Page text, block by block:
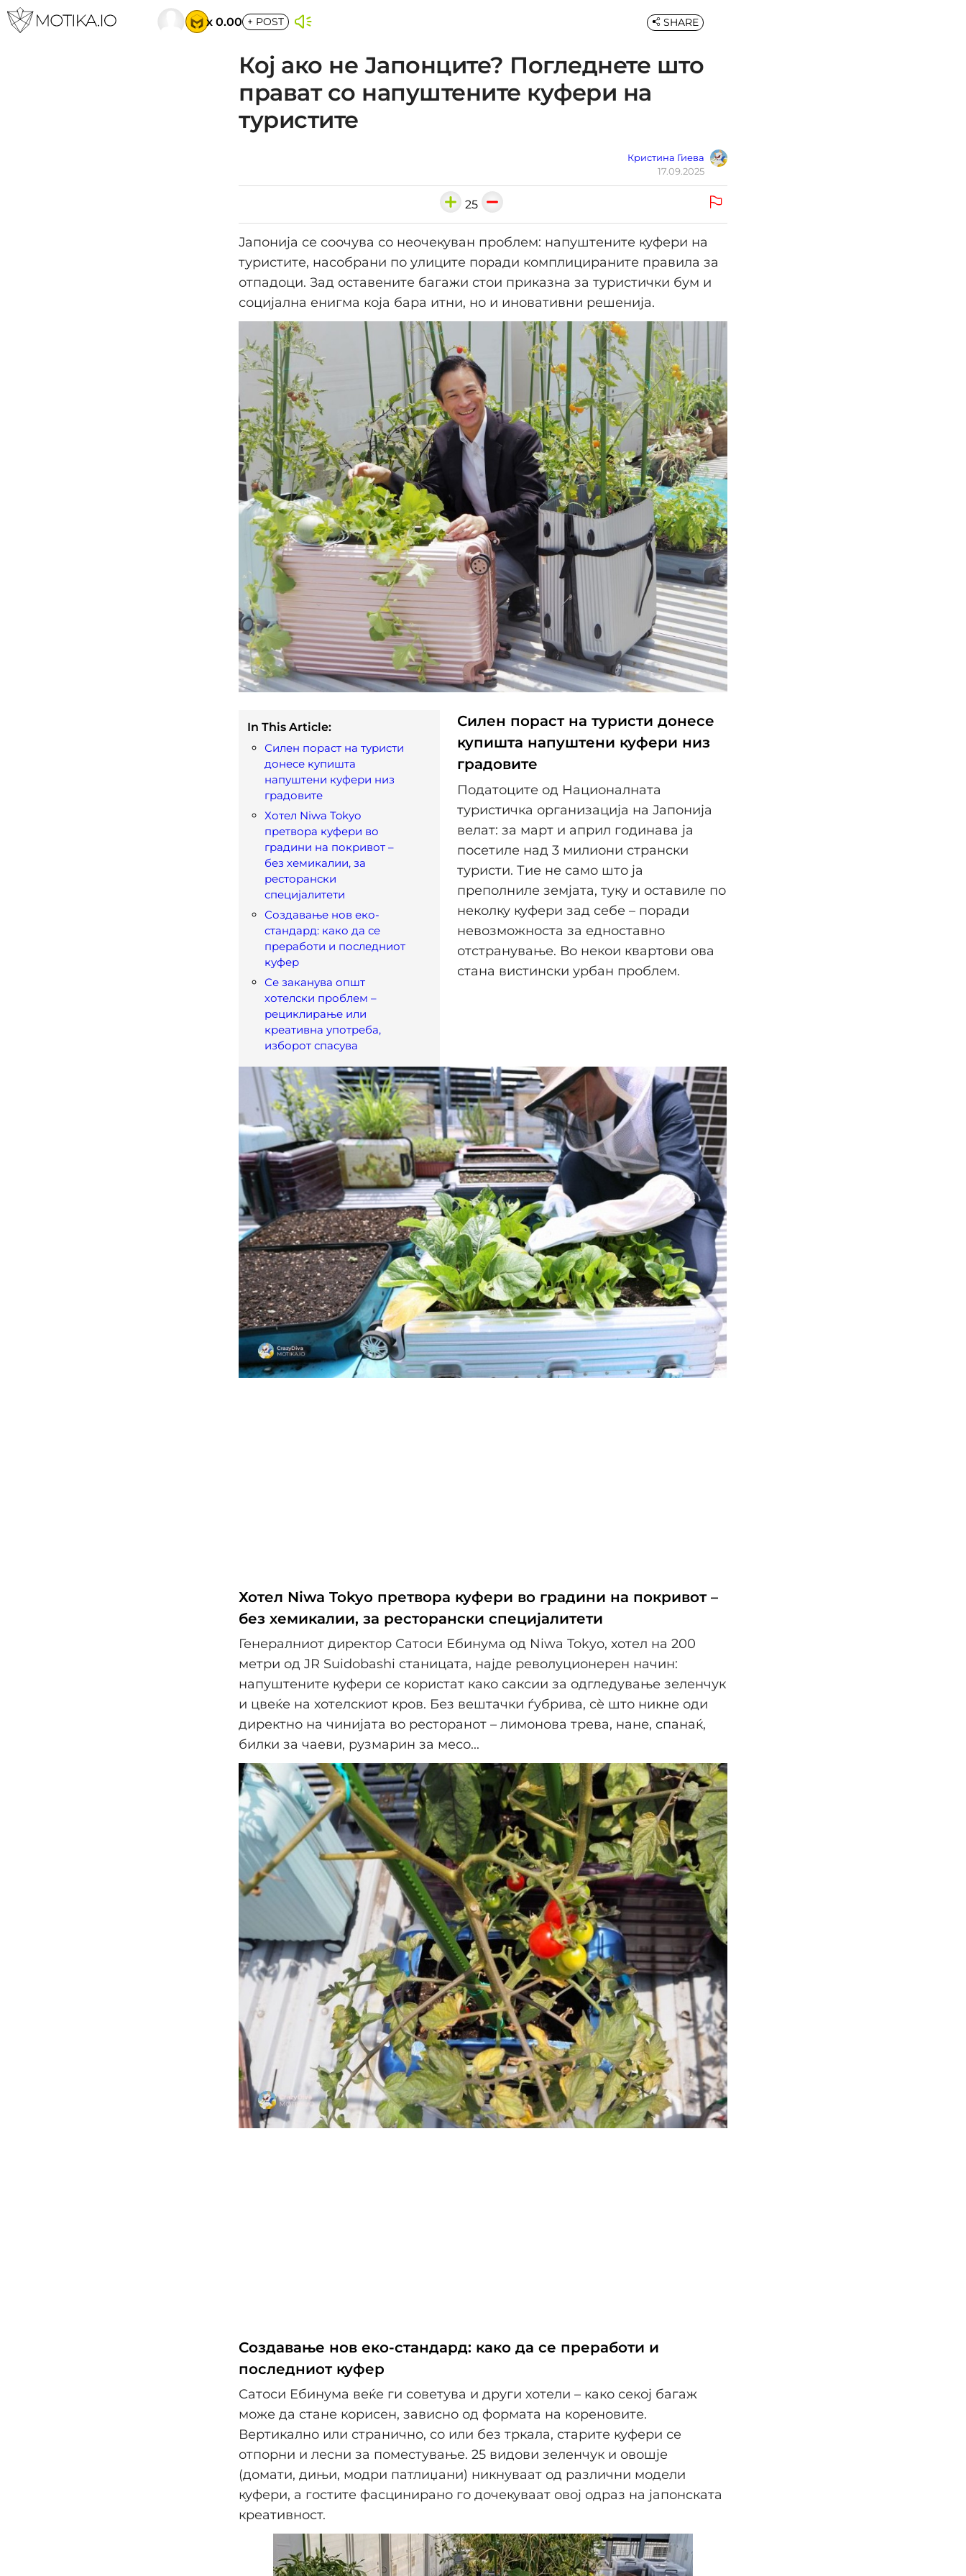
x 0.00 + POST
Кој ако не Јапонците? Погледнете што
прават со напуштените куфери на
туристите
Кристина Гиева
17.09.2025
SHARE
25
Јапонија се соочува со неочекуван проблем: напуштените куфери на
туристите, насобрани по улиците поради комплицираните правила за
отпадоци. Зад оставените багажи стои приказна за туристички бум и
социјална енигма која бара итни, но и иновативни решенија.
In This Article:
Силен пораст на туристи
донесе купишта
напуштени куфери низ
градовите
Хотел Niwa Tokyo
претвора куфери во
градини на покривот –
без хемикалии, за
ресторански
специјалитети
Создавање нов еко-
стандард: како да се
преработи и последниот
куфер
Се заканува општ
хотелски проблем –
рециклирање или
креативна употреба,
изборот спасува
Силен пораст на туристи донесе
купишта напуштени куфери низ
градовите
Податоците од Националната
туристичка организација на Јапонија
велат: за март и април годинава ја
посетиле над 3 милиони странски
туристи. Тие не само што ја
преполниле земјата, туку и оставиле по
неколку куфери зад себе – поради
невозможноста за едноставно
отстранување. Во некои квартови ова
стана вистински урбан проблем.
Хотел Niwa Tokyo претвора куфери во градини на покривот –
без хемикалии, за ресторански специјалитети
Генералниот директор Сатоси Ебинума од Niwa Tokyo, хотел на 200
метри од JR Suidobashi станицата, најде револуционерен начин:
напуштените куфери се користат како саксии за одгледување зеленчук
и цвеќе на хотелскиот кров. Без вештачки ѓубрива, сè што никне оди
директно на чинијата во ресторанот – лимонова трева, нане, спанаќ,
билки за чаеви, рузмарин за месо...
Создавање нов еко-стандард: како да се преработи и
последниот куфер
Сатоси Ебинума веќе ги советува и други хотели – како секој багаж
може да стане корисен, зависно од формата на кореновите.
Вертикално или странично, со или без тркала, старите куфери се
отпорни и лесни за поместување. 25 видови зеленчук и овошје
(домати, дињи, модри патлиџани) никнуваат од различни модели
куфери, а гостите фасцинирано го дочекуваат овој одраз на јапонската
креативност.